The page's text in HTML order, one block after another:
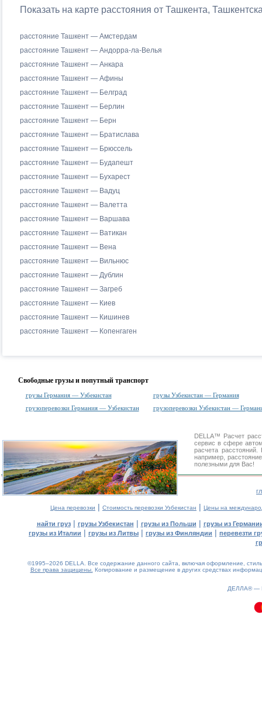
Показать на карте расстояния от Ташкента,
расстояние Ташкент — Амстердам
расстояние Ташкент — Андорра-ла-Велья
расстояние Ташкент — Анкара
расстояние Ташкент — Афины
расстояние Ташкент — Белград
расстояние Ташкент — Берлин
расстояние Ташкент — Берн
расстояние Ташкент — Братислава
расстояние Ташкент — Брюссель
расстояние Ташкент — Будапешт
расстояние Ташкент — Бухарест
расстояние Ташкент — Вадуц
расстояние Ташкент — Валетта
расстояние Ташкент — Варшава
расстояние Ташкент — Ватикан
расстояние Ташкент — Вена
расстояние Ташкент — Вильнюс
расстояние Ташкент — Дублин
расстояние Ташкент — Загреб
расстояние Ташкент — Киев
расстояние Ташкент — Кишинев
расстояние Ташкент — Копенгаген
Свободные грузы и попутный транспорт
грузы Германия — Узбекистан
грузы Узбекистан — Германия
грузоперевозки Германия — Узбекистан
грузоперевозки Узбекистан —
DELLA™ Расчет
сервис в сфере
расчета
например,
полезными для Вас!
Цена перевозки | Стоимость перевозки Узбекистан | Цены на
найти груз| грузы Узбекистан | грузы из Польши | грузы из
грузы из Италии | грузы из Литвы | грузы из Финляндии | перевезти
©1995–2026 DELLA. Все содержание данного сайта, включая оформление,
Все права защищены. Копирование и размещение в других средствах
ДЕЛЛА® —